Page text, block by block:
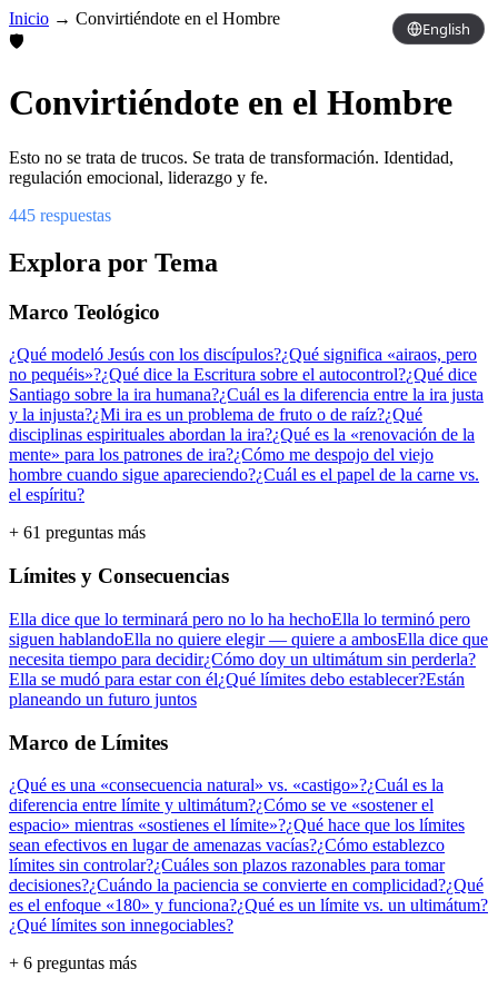
English
Inicio → Convirtiéndote en el Hombre
🛡️
Convirtiéndote en el Hombre
Esto no se trata de trucos. Se trata de transformación. Identidad,
regulación emocional, liderazgo y fe.
445 respuestas
Explora por Tema
Marco Teológico
¿Qué modeló Jesús con los discípulos?¿Qué significa «airaos, pero
no pequéis»?¿Qué dice la Escritura sobre el autocontrol?¿Qué dice
Santiago sobre la ira humana?¿Cuál es la diferencia entre la ira justa
y la injusta?¿Mi ira es un problema de fruto o de raíz?¿Qué
disciplinas espirituales abordan la ira?¿Qué es la «renovación de la
mente» para los patrones de ira?¿Cómo me despojo del viejo
hombre cuando sigue apareciendo?¿Cuál es el papel de la carne vs.
el espíritu?
+ 61 preguntas más
Límites y Consecuencias
Ella dice que lo terminará pero no lo ha hechoElla lo terminó pero
siguen hablandoElla no quiere elegir — quiere a ambosElla dice que
necesita tiempo para decidir¿Cómo doy un ultimátum sin perderla?
Ella se mudó para estar con él¿Qué límites debo establecer?Están
planeando un futuro juntos
Marco de Límites
¿Qué es una «consecuencia natural» vs. «castigo»?¿Cuál es la
diferencia entre límite y ultimátum?¿Cómo se ve «sostener el
espacio» mientras «sostienes el límite»?¿Qué hace que los límites
sean efectivos en lugar de amenazas vacías?¿Cómo establezco
límites sin controlar?¿Cuáles son plazos razonables para tomar
decisiones?¿Cuándo la paciencia se convierte en complicidad?¿Qué
es el enfoque «180» y funciona?¿Qué es un límite vs. un ultimátum?
¿Qué límites son innegociables?
+ 6 preguntas más